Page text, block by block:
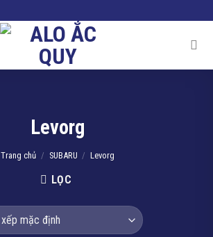
Levorg
Trang chủ / SUBARU / Levorg
LỌC